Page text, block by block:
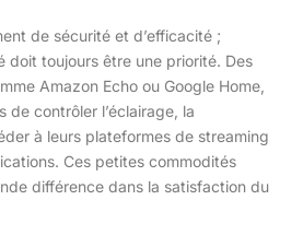
de sécurité et d’efficacité ;
doit toujours être une priorité. Des
Amazon Echo ou Google Home,
de contrôler l’éclairage, la
à leurs plateformes de streaming
Ces petites commodités
différence dans la satisfaction du